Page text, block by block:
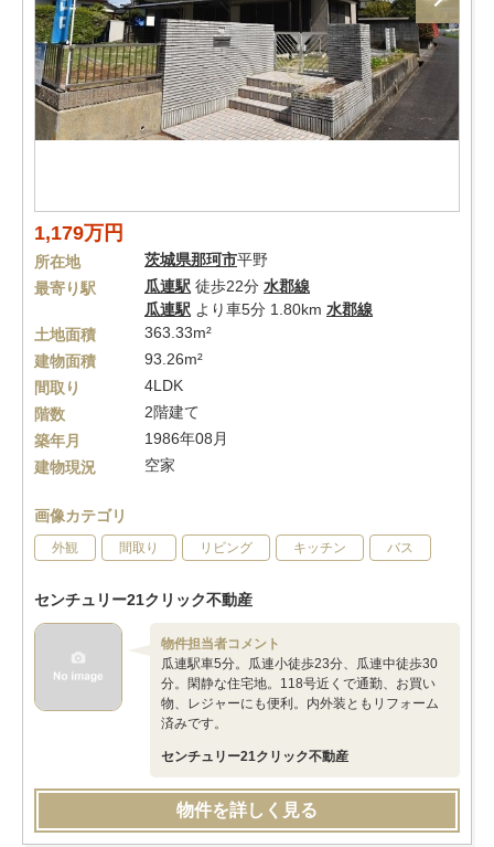
1,179万円
所在地 茨城県那珂市平野
最寄り駅
瓜連駅 徒歩22分 水郡線
瓜連駅 より車5分 1.80km 水郡線
土地面積
363.33m²
建物面積
93.26m²
間取り
4LDK
階数
2階建て
築年月
1986年08月
建物現況
空家
画像カテゴリ
外観 間取り リビング キッチン バス
センチュリー21クリック不動産
物件担当者コメント
瓜連駅車5分。瓜連小徒歩23分、瓜連中徒歩30
分。閑静な住宅地。118号近くで通勤、お買い
物、レジャーにも便利。内外装ともリフォーム
済みです。
センチュリー21クリック不動産
物件を詳しく見る